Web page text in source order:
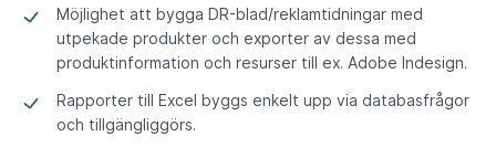
Möjlighet att bygga DR-blad/reklamtidningar med
utpekade produkter och exporter av dessa med
produktinformation och resurser till ex. Adobe Indesign.
Rapporter till Excel byggs enkelt upp via databasfrågor
och tillgängliggörs.